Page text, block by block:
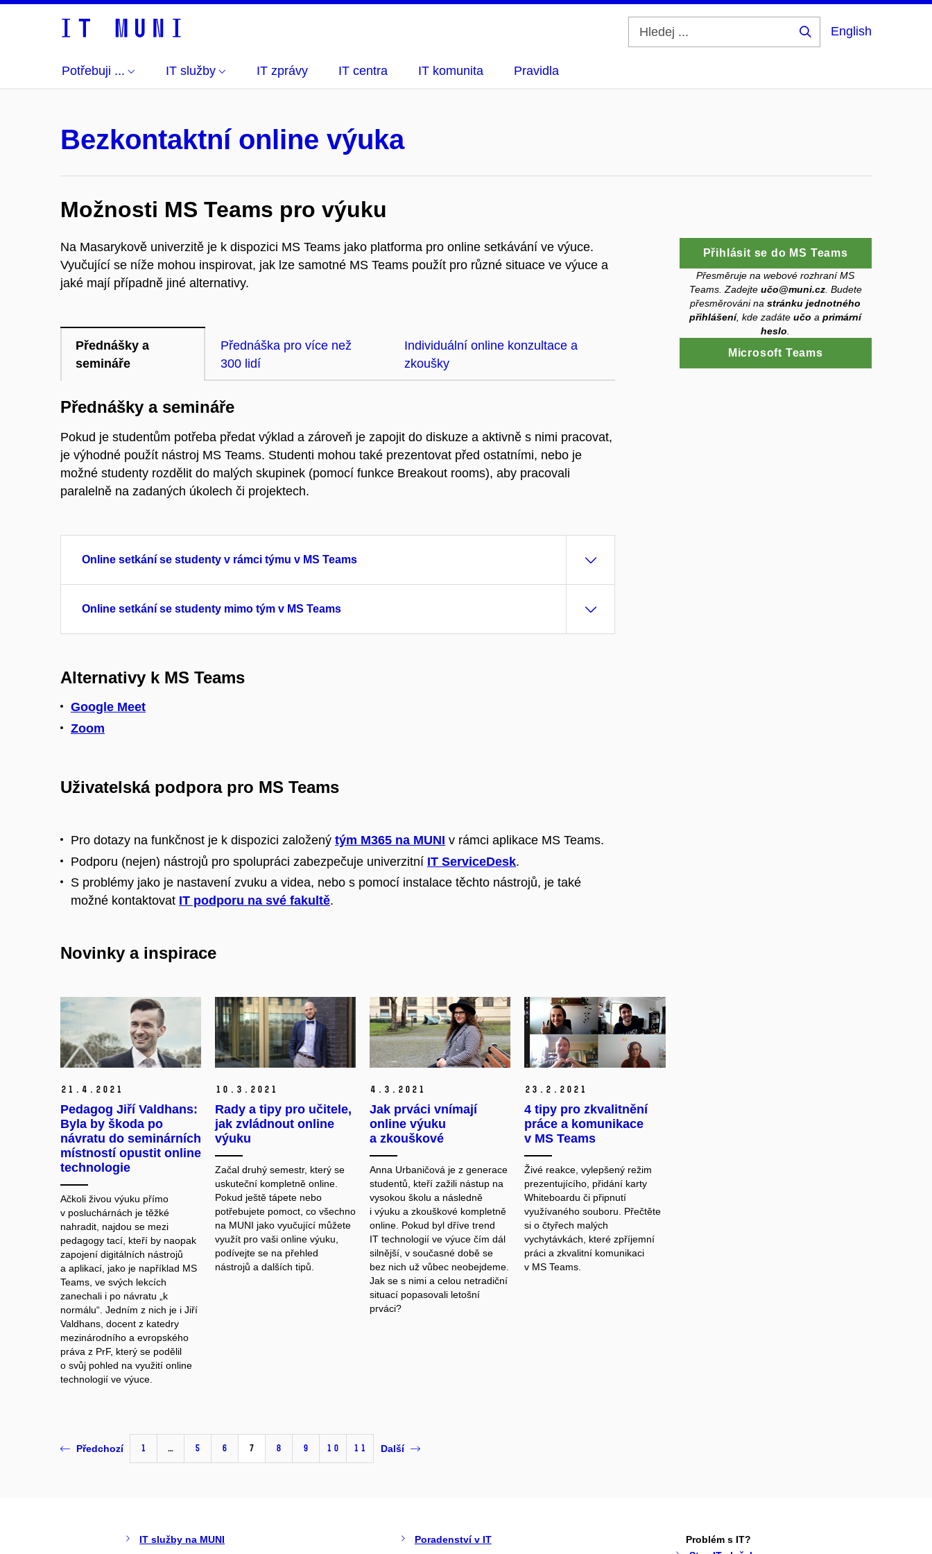
English
Potřebuji ... IT služby IT zprávy IT centra IT komunita Pravidla
Bezkontaktní online výuka
Možnosti MS Teams pro výuku
Na Masarykově univerzitě je k dispozici MS Teams jako platforma pro online setkávání ve výuce.
Vyučující se níže mohou inspirovat, jak lze samotné MS Teams použít pro různé situace ve výuce a
jaké mají případně jiné alternativy.
Přednášky a
semináře
Přednáška pro více než
300 lidí
Individuální online konzultace a
zkoušky
Přednášky a semináře
Pokud je studentům potřeba předat výklad a zároveň je zapojit do diskuze a aktivně s nimi pracovat,
je výhodné použít nástroj MS Teams. Studenti mohou také prezentovat před ostatními, nebo je
možné studenty rozdělit do malých skupinek (pomocí funkce Breakout rooms), aby pracovali
paralelně na zadaných úkolech či projektech.
Online setkání se studenty v rámci týmu v MS Teams
Online setkání se studenty mimo tým v MS Teams
Alternativy k MS Teams
Google Meet
Zoom
Uživatelská podpora pro MS Teams
Pro dotazy na funkčnost je k dispozici založený tým M365 na MUNI v rámci aplikace MS Teams.
Podporu (nejen) nástrojů pro spolupráci zabezpečuje univerzitní IT ServiceDesk.
S problémy jako je nastavení zvuku a videa, nebo s pomocí instalace těchto nástrojů, je také
možné kontaktovat IT podporu na své fakultě.
Novinky a inspirace
21. 4. 2021
Pedagog Jiří Valdhans:
Byla by škoda po
návratu do seminárních
místností opustit online
technologie
Ačkoli živou výuku přímo
v posluchárnách je těžké
nahradit, najdou se mezi
pedagogy tací, kteří by naopak
zapojení digitálních nástrojů
a aplikací, jako je například MS
Teams, ve svých lekcích
zanechali i po návratu „k
normálu“. Jedním z nich je i Jiří
Valdhans, docent z katedry
mezinárodního a evropského
práva z PrF, který se podělil
o svůj pohled na využití online
technologií ve výuce.
10. 3. 2021
Rady a tipy pro učitele,
jak zvládnout online
výuku
Začal druhý semestr, který se
uskuteční kompletně online.
Pokud ještě tápete nebo
potřebujete pomoct, co všechno
na MUNI jako vyučující můžete
využít pro vaši online výuku,
podívejte se na přehled
nástrojů a dalších tipů.
4. 3. 2021
Jak prváci vnímají
online výuku
a zkouškové
Anna Urbaničová je z generace
studentů, kteří zažili nástup na
vysokou školu a následně
i výuku a zkouškové kompletně
online. Pokud byl dříve trend
IT technologií ve výuce čím dál
silnější, v současné době se
bez nich už vůbec neobejdeme.
Jak se s nimi a celou netradiční
situací popasovali letošní
prváci?
23. 2. 2021
4 tipy pro zkvalitnění
práce a komunikace
v MS Teams
Živé reakce, vylepšený režim
prezentujícího, přidání karty
Whiteboardu či připnutí
využívaného souboru. Přečtěte
si o čtyřech malých
vychytávkách, které zpříjemní
práci a zkvalitní komunikaci
v MS Teams.
Předchozí 1 … 5 6 7 8 9 10 11 Další
Přihlásit se do MS Teams
Přesměruje na webové rozhraní MS
Teams. Zadejte učo@muni.cz. Budete
přesměrováni nastránku jednotného
přihlášení, kde zadáteučo aprimární
heslo
Microsoft Teams
IT služby na MUNI
Poradenství v IT
Problém s IT?